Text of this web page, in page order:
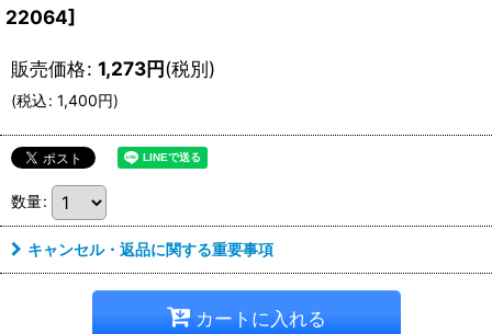
22064]
販売価格: 1,273円(税別)
(税込: 1,400円)
数量:
キャンセル・返品に関する重要事項
カートに入れる